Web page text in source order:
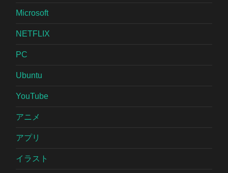
Microsoft
NETFLIX
PC
Ubuntu
YouTube
アニメ
アプリ
イラスト